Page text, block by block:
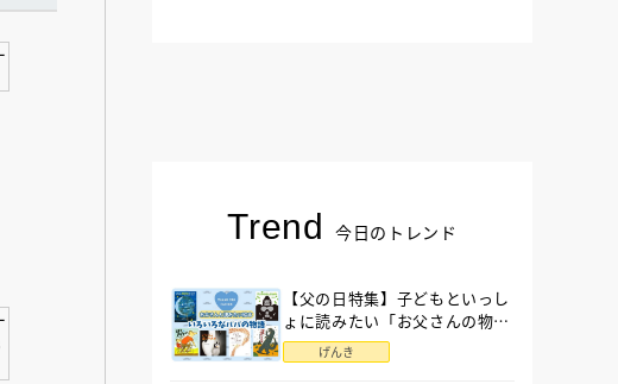
Trend 今日のトレンド
【父の日特集】子どもといっし
ょに読みたい「お父さんの物
語」６選
げんき